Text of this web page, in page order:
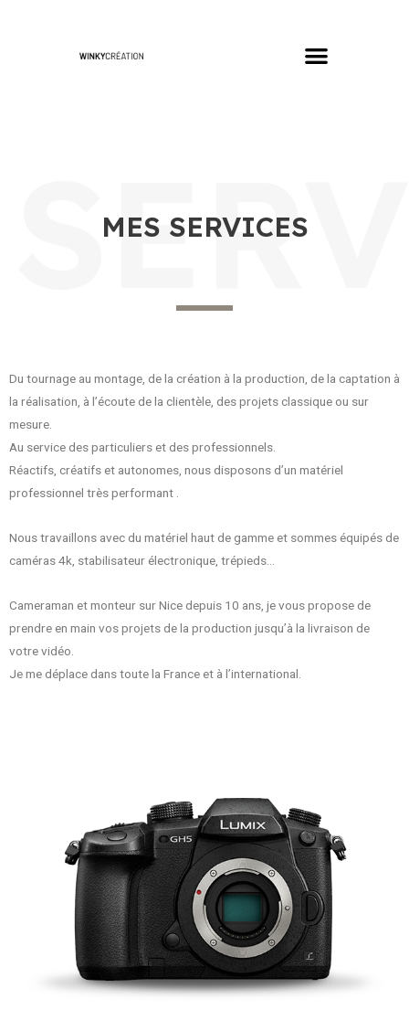
MES SERVICES
Du tournage au montage, de la création à la production, de la captation à
la réalisation, à l’écoute de la clientèle, des projets classique ou sur
mesure.
Au service des particuliers et des professionnels.
Réactifs, créatifs et autonomes, nous disposons d’un matériel
professionnel très performant .
Nous travaillons avec du matériel haut de gamme et sommes équipés de
caméras 4k, stabilisateur électronique, trépieds…
Cameraman et monteur sur Nice depuis 10 ans, je vous propose de
prendre en main vos projets de la production jusqu’à la livraison de
votre vidéo.
Je me déplace dans toute la France et à l’international.